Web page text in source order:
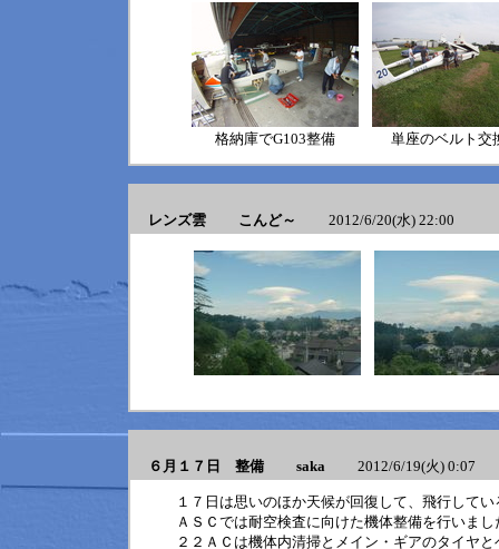
格納庫でG103整備 単座のベルト交
レンズ雲 こんど～ 2012/6/20(水) 22:00
６月１７日 整備 saka 2012/6/19(火) 0:07
１７日は思いのほか天候が回復して、飛行して
ＡＳＣでは耐空検査に向けた機体整備を行いまし
２２ＡＣは機体内清掃とメイン・ギアのタイヤ